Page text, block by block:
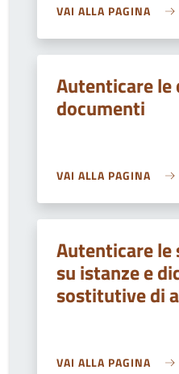
VAI ALLA PAGINA
Autenticare le
documenti
VAI ALLA PAGINA
Autenticare
su istanze e
sostitutive di
VAI ALLA PAGINA